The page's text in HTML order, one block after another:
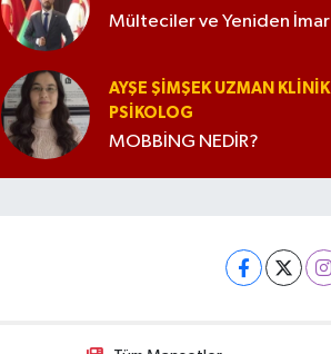
Mülteciler ve Yeniden İmar
AYŞE ŞIMŞEK UZMAN KLINIK
PSIKOLOG
MOBBİNG NEDİR?